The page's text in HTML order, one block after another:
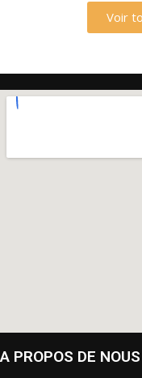
Voir
A PROPOS DE NOUS